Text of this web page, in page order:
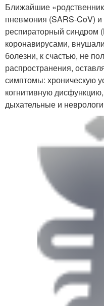
Ближайшие
пневмония (SARS-CoV)
респираторный синдром
коронавирусами,
болезни, к счастью, не
распространения,
симптомы: хроническую
когнитивную
дыхательные и